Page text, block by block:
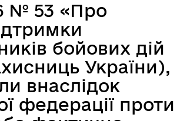
№ 53 «Про
бойових дій
України),
внаслідок
федерації проти